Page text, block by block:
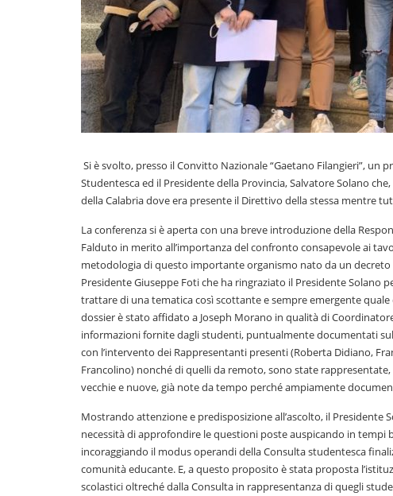
Si è svolto, presso il Convitto Nazionale “Gaetano Filangieri”,
Studentesca ed il Presidente della Provincia, Salvatore Solano
della Calabria dove era presente il Direttivo della stessa mentre
La conferenza si è aperta con una breve introduzione della
Falduto in merito all’importanza del confronto consapevole ai
metodologia di questo importante organismo nato da un decreto
Presidente Giuseppe Foti che ha ringraziato il Presidente Solano
trattare di una tematica così scottante e sempre emergente
dossier è stato affidato a Joseph Morano in qualità di
informazioni fornite dagli studenti, puntualmente documentati
con l’intervento dei Rappresentanti presenti (Roberta Didiano,
Francolino) nonché di quelli da remoto, sono state
vecchie e nuove, già note da tempo perché ampiamente
Mostrando attenzione e predisposizione all’ascolto, il
necessità di approfondire le questioni poste auspicando in tempi
incoraggiando il modus operandi della Consulta studentesca
comunità educante. E, a questo proposito è stata proposta
scolastici oltreché dalla Consulta in rappresentanza di quegli